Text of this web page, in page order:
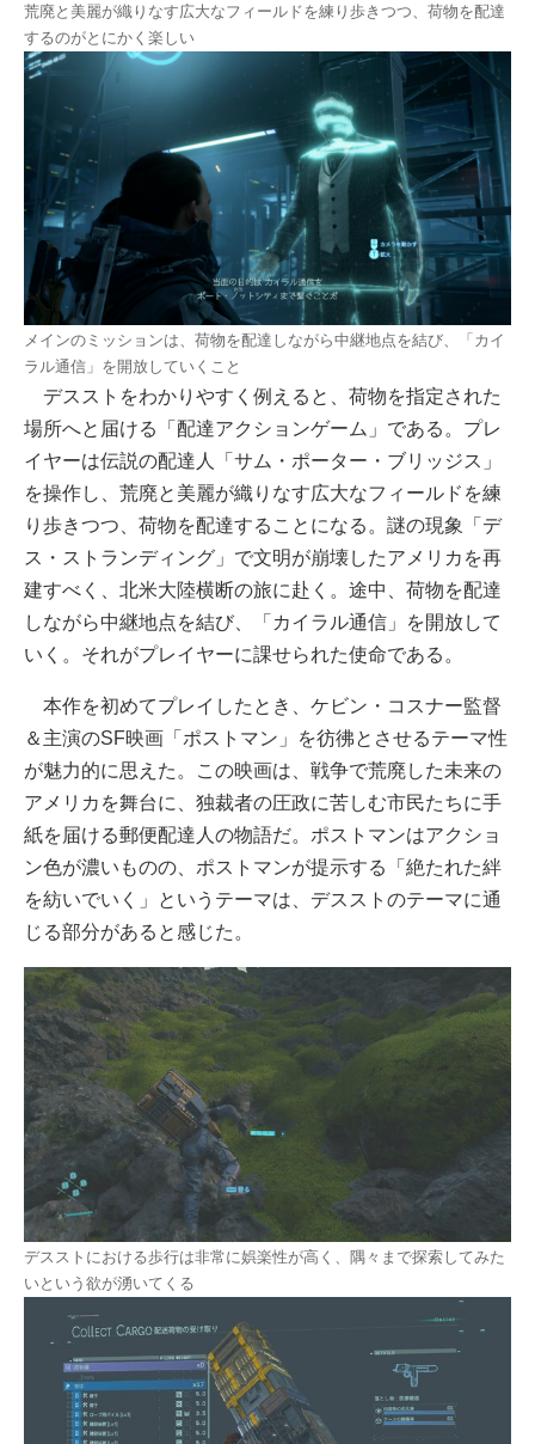
荒廃と美麗が織りなす広大なフィールドを練り歩きつつ、荷物を配達
するのがとにかく楽しい
メインのミッションは、荷物を配達しながら中継地点を結び、「カイ
ラル通信」を開放していくこと
デスストをわかりやすく例えると、荷物を指定された
場所へと届ける「配達アクションゲーム」である。プレ
イヤーは伝説の配達人「サム・ポーター・ブリッジス」
を操作し、荒廃と美麗が織りなす広大なフィールドを練
り歩きつつ、荷物を配達することになる。謎の現象「デ
ス・ストランディング」で文明が崩壊したアメリカを再
建すべく、北米大陸横断の旅に赴く。途中、荷物を配達
しながら中継地点を結び、「カイラル通信」を開放して
いく。それがプレイヤーに課せられた使命である。
本作を初めてプレイしたとき、ケビン・コスナー監督
＆主演のSF映画「ポストマン」を彷彿とさせるテーマ性
が魅力的に思えた。この映画は、戦争で荒廃した未来の
アメリカを舞台に、独裁者の圧政に苦しむ市民たちに手
紙を届ける郵便配達人の物語だ。ポストマンはアクショ
ン色が濃いものの、ポストマンが提示する「絶たれた絆
を紡いでいく」というテーマは、デスストのテーマに通
じる部分があると感じた。
デスストにおける歩行は非常に娯楽性が高く、隅々まで探索してみた
いという欲が湧いてくる